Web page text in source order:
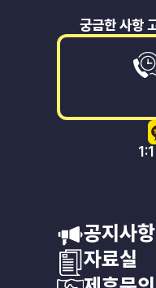
궁금한 사항
공지사항
자료실